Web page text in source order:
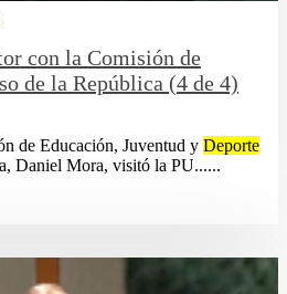
con la Comisión de
de la República (4 de 4)
de Educación, Juventud y Deporte
Daniel Mora, visitó la PU......